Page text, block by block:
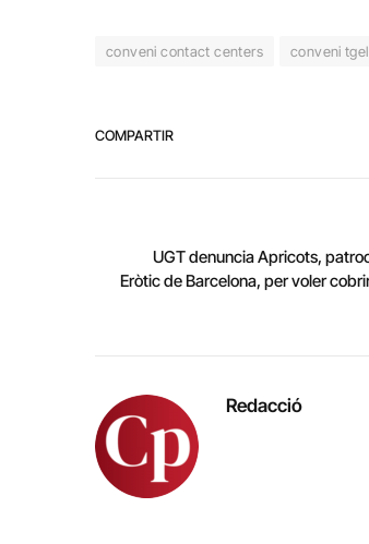
conveni contact centers conveni
COMPARTIR
UGT denuncia Apricots,
Eròtic de Barcelona, per voler
Redacció